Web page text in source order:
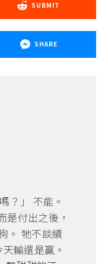
SUBMIT
SHARE
？」 不能。
是付出之後，
。 牠不談績
輸還是贏。